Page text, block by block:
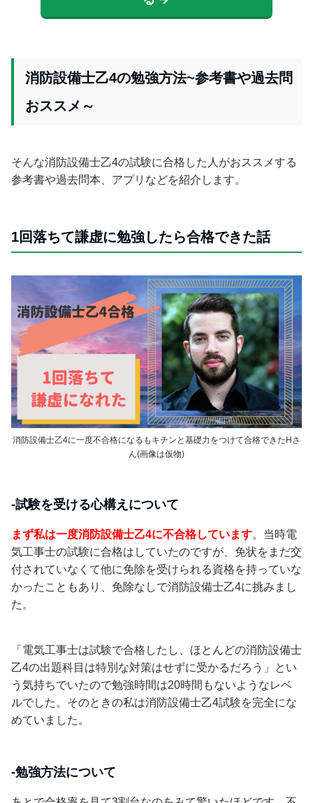
消防設備士乙4の勉強方法~参考書や過去問
おススメ～
そんな消防設備士乙4の試験に合格した人がおススメする
参考書や過去問本、アプリなどを紹介します。
1回落ちて謙虚に勉強したら合格できた話
消防設備士乙4に一度不合格になるもキチンと基礎力をつけて合格できたHさ
ん(画像は仮物)
-試験を受ける心構えについて
まず私は一度消防設備士乙4に不合格しています。当時電
気工事士の試験に合格はしていたのですが、免状をまだ交
付されていなくて他に免除を受けられる資格を持っていな
かったこともあり、免除なしで消防設備士乙4に挑みまし
た。
「電気工事士は試験で合格したし、ほとんどの消防設備士
乙4の出題科目は特別な対策はせずに受かるだろう」とい
う気持ちでいたので勉強時間は20時間もないようなレベ
ルでした。そのときの私は消防設備士乙4試験を完全にな
めていました。
-勉強方法について